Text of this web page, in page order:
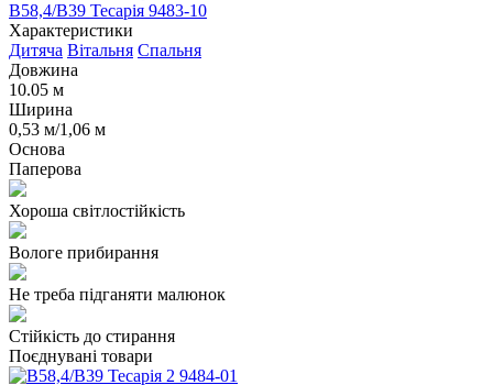
В58,4/В39 Тесарія 9483-10
Характеристики
Дитяча Вітальня Спальня
Довжина
10.05 м
Ширина
0,53 м/1,06 м
Основа
Паперова
Хороша світлостійкість
Вологе прибирання
Не треба підганяти малюнок
Стійкість до стирання
Поєднувані товари